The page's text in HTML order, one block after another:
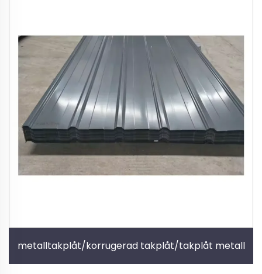
metalltakplåt/korrugerad takplåt/takplåt metall